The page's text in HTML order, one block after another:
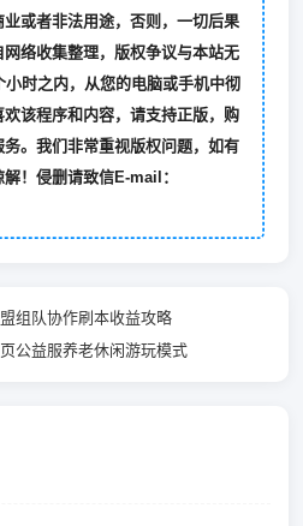
或者非法用途，否则，一切后果
络收集整理，版权争议与本站无
时之内，从您的电脑或手机中彻
该程序和内容，请支持正版，购
。我们非常重视版权问题，如有
！侵删请致信E-mail：
组队协作刷本收益攻略
公益服养老休闲游玩模式